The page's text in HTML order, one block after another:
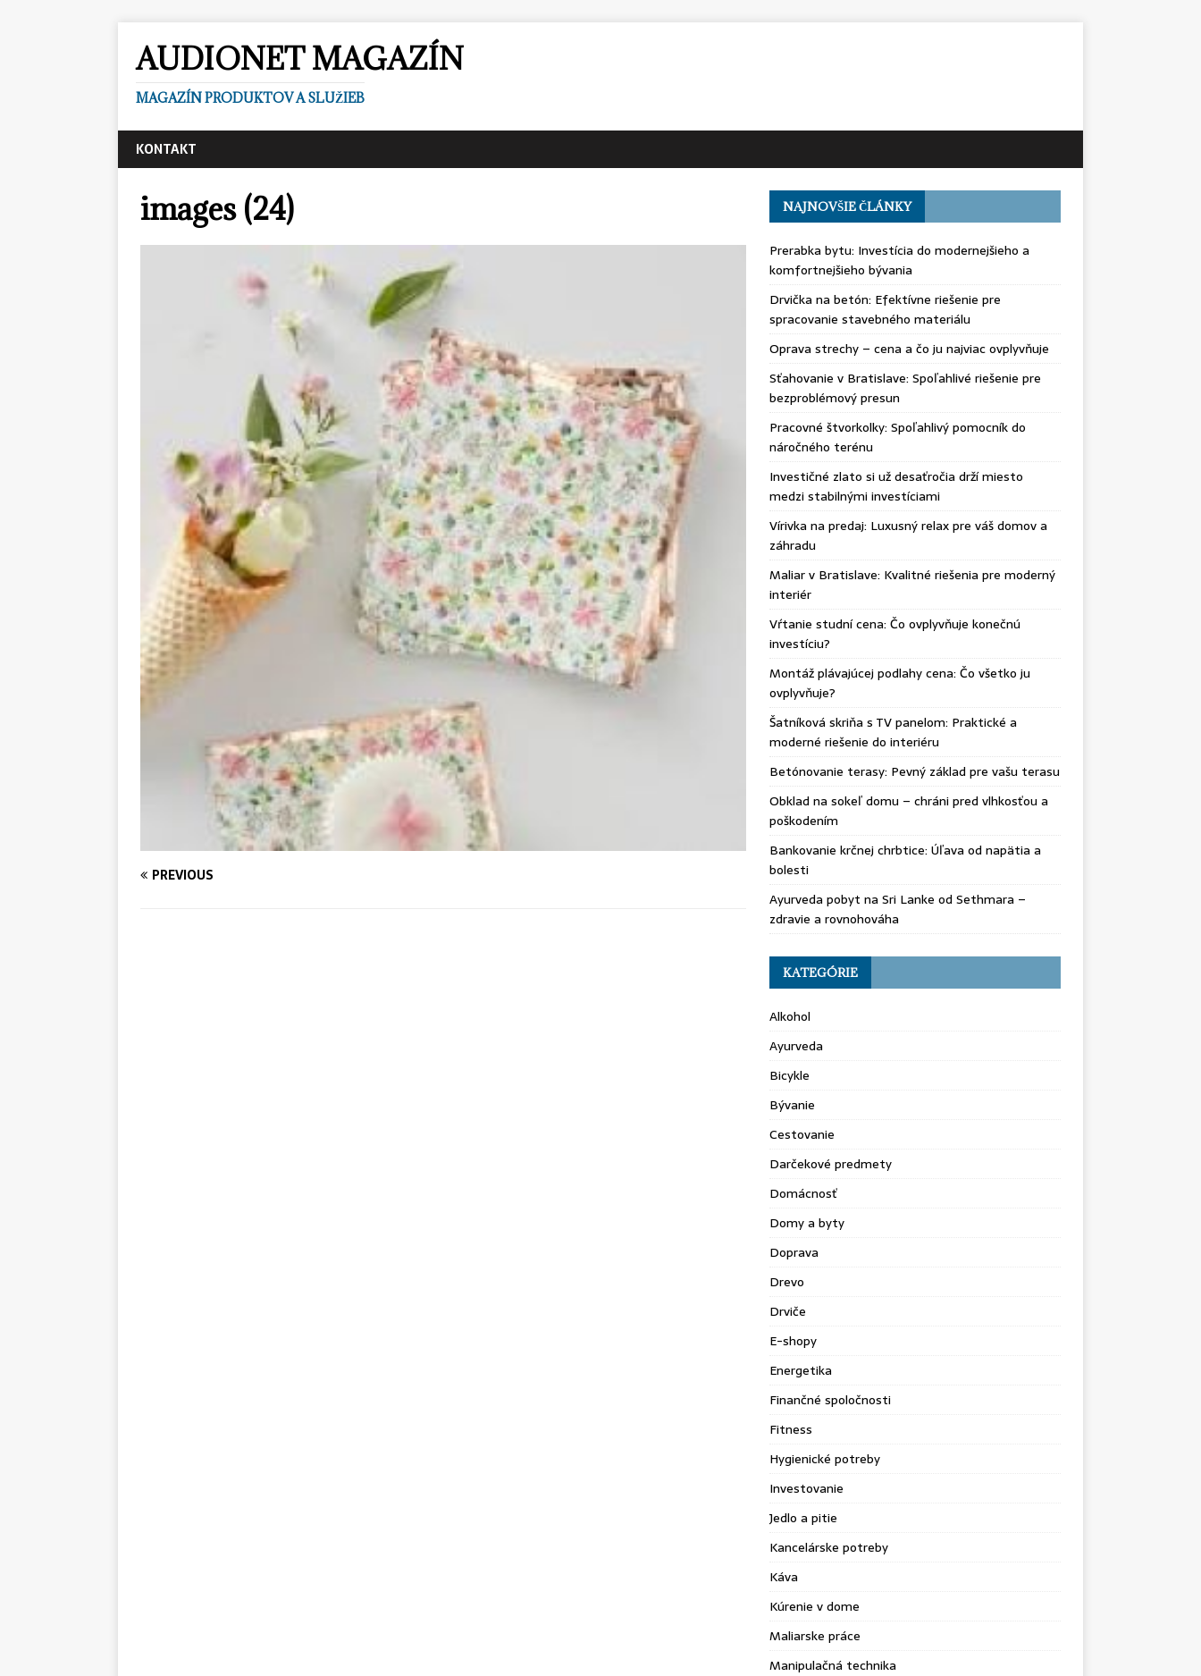
AUDIONET MAGAZÍN
MAGAZÍN PRODUKTOV A SLUŽIEB
KONTAKT
images (24)
PREVIOUS
NAJNOVŠIE ČLÁNKY
Prerabka bytu: Investícia do modernejšieho a
komfortnejšieho bývania
Drvička na betón: Efektívne riešenie pre
spracovanie stavebného materiálu
Oprava strechy – cena a čo ju najviac ovplyvňuje
Sťahovanie v Bratislave: Spoľahlivé riešenie pre
bezproblémový presun
Pracovné štvorkolky: Spoľahlivý pomocník do
náročného terénu
Investičné zlato si už desaťročia drží miesto
medzi stabilnými investíciami
Vírivka na predaj: Luxusný relax pre váš domov a
záhradu
Maliar v Bratislave: Kvalitné riešenia pre moderný
interiér
Vŕtanie studní cena: Čo ovplyvňuje konečnú
investíciu?
Montáž plávajúcej podlahy cena: Čo všetko ju
ovplyvňuje?
Šatníková skriňa s TV panelom: Praktické a
moderné riešenie do interiéru
Betónovanie terasy: Pevný základ pre vašu terasu
Obklad na sokeľ domu – chráni pred vlhkosťou a
poškodením
Bankovanie krčnej chrbtice: Úľava od napätia a
bolesti
Ayurveda pobyt na Sri Lanke od Sethmara –
zdravie a rovnohováha
KATEGÓRIE
Alkohol
Ayurveda
Bicykle
Bývanie
Cestovanie
Darčekové predmety
Domácnosť
Domy a byty
Doprava
Drevo
Drviče
E-shopy
Energetika
Finančné spoločnosti
Fitness
Hygienické potreby
Investovanie
Jedlo a pitie
Kancelárske potreby
Káva
Kúrenie v dome
Maliarske práce
Manipulačná technika